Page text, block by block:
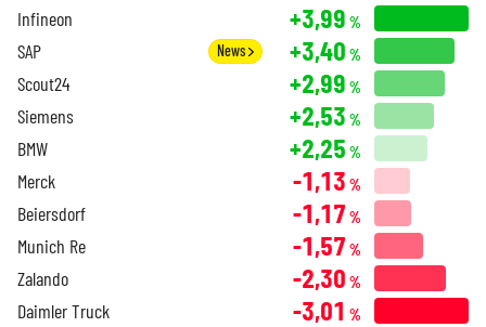
Infineon +3,99 %
SAP News +3,40 %
Scout24 +2,99 %
Siemens +2,53 %
BMW +2,25 %
Merck -1,13 %
Beiersdorf -1,17 %
Munich Re -1,57 %
Zalando -2,30 %
Daimler Truck -3,01 %